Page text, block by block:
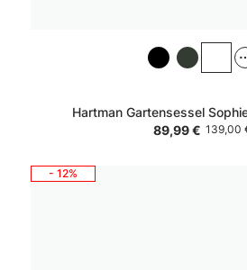
Hartman Gartensessel
89,99 € 139,00
- 12%